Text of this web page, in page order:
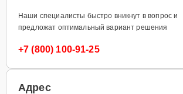
Наши специалисты быстро вникнут в вопрос и
предложат оптимальный вариант решения
+7 (800) 100-91-25
Адрес